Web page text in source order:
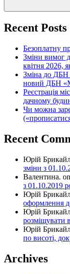
Recent Posts
Безоплатну
Зміни вимог
квітня 2026,
Зміна до ДБН
новий ДБН
Реєстрація
дачному
Чи можна
Recent
Юрій
зміни з
Валентина. on
з 01.10.2019
Юрій
оформлення
Юрій
розміщувати
Юрій
по висоті,
Archives